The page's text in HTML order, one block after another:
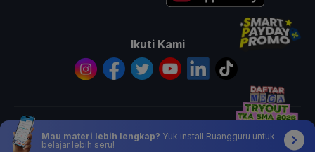
Ikuti Kami
© 2026 All Rights Reserved PT. Ruang Raya Indonesia
Mau materi lebih lengkap? Yuk install Ruangguru untuk
belajar lebih seru!